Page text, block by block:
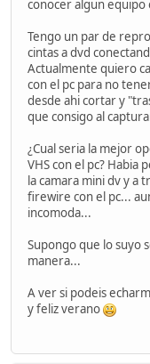
conocer algun equipo
Tengo un par de
cintas a dvd
Actualmente quiero
con el pc para no
desde ahi cortar y
que consigo al
¿Cual seria la mejor
VHS con el pc? Habia
la camara mini dv y a
firewire con el pc...
incomoda...
Supongo que lo suyo
manera...
A ver si podeis
y feliz verano